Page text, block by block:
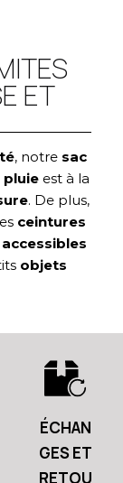
ET
, notre sac
pluie est à la
. De plus,
ceintures
accessibles
objets
ÉCHAN
GES ET
RETOU